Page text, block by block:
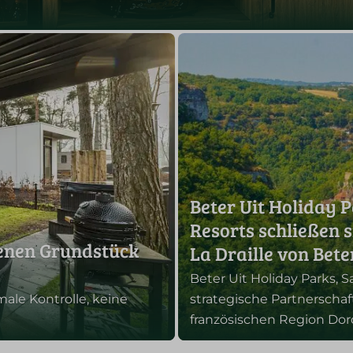
Grundstück
Kontrolle, keine
Beter Uit Holiday
Resorts schließen
La Draille von
Beter Uit Holiday Parks,
strategische
französischen Region